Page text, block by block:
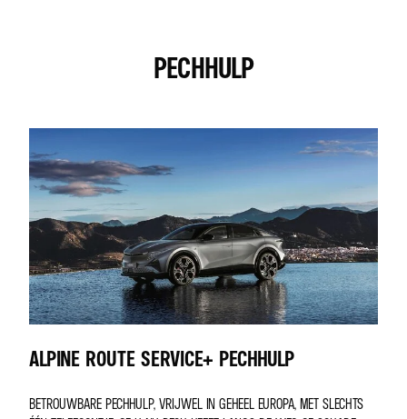
PECHHULP
ALPINE ROUTE SERVICE+ PECHHULP
BETROUWBARE PECHHULP, VRIJWEL IN GEHEEL EUROPA, MET SLECHTS